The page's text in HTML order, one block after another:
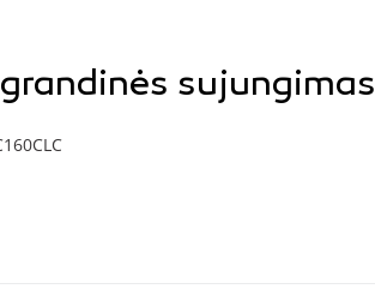
sujungimas